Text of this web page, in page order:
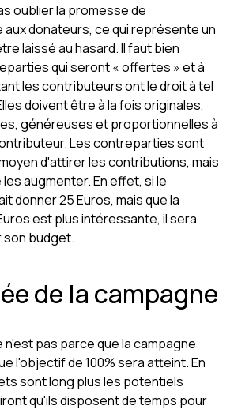
oublier la promesse de
donateurs, ce qui représente un
laissé au hasard. Il faut bien
qui seront « offertes » et à
les contributeurs ont le droit à tel
doivent être à la fois originales,
généreuses et proportionnelles à
Les contreparties sont
d'attirer les contributions, mais
augmenter. En effet, si le
donner 25 Euros, mais que la
est plus intéressante, il sera
budget.
de la campagne
n'est pas parce que la campagne
l'objectif de 100% sera atteint. En
sont long plus les potentiels
qu'ils disposent de temps pour